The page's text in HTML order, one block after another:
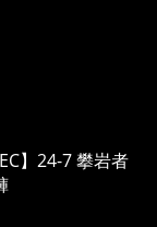
】24-7 攀岩者